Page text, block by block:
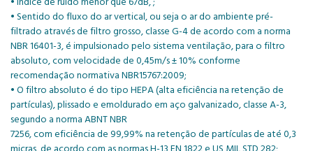
• Sentido do fluxo do ar vertical, ou seja o ar do ambiente pré-
filtrado através de filtro grosso, classe G-4 de acordo com a norma
NBR 16401-3, é impulsionado pelo sistema ventilação, para o filtro
absoluto, com velocidade de 0,45m/s ± 10% conforme
recomendação normativa NBR15767:2009;
• O filtro absoluto é do tipo HEPA (alta eficiência na retenção de
partículas), plissado e emoldurado em aço galvanizado, classe A-3,
segundo a norma ABNT NBR
7256, com eficiência de 99,99% na retenção de partículas de até 0,3